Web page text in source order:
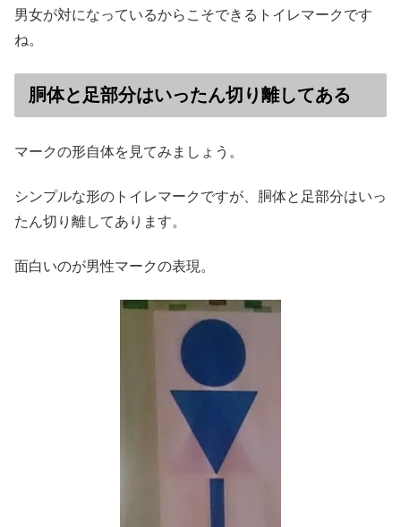
男女が対になっているからこそできるトイレマークです
ね。
胴体と足部分はいったん切り離してある
マークの形自体を見てみましょう。
シンプルな形のトイレマークですが、胴体と足部分はいっ
たん切り離してあります。
面白いのが男性マークの表現。